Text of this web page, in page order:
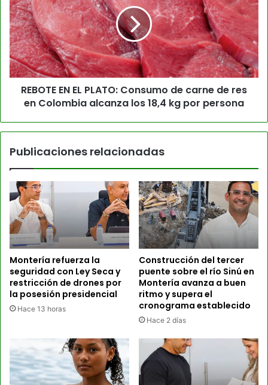
REBOTE EN EL PLATO: Consumo de carne de res
en Colombia alcanza los 18,4 kg por persona
Publicaciones relacionadas
Montería refuerza la
seguridad con Ley Seca y
restricción de drones por
la posesión presidencial
Hace 13 horas
Construcción del tercer
puente sobre el río Sinú en
Montería avanza a buen
ritmo y supera el
cronograma establecido
Hace 2 días